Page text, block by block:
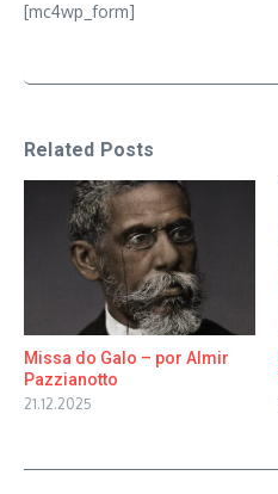
[mc4wp_form]
Related Posts
Missa do Galo – por Almir
Pazzianotto
21.12.2025